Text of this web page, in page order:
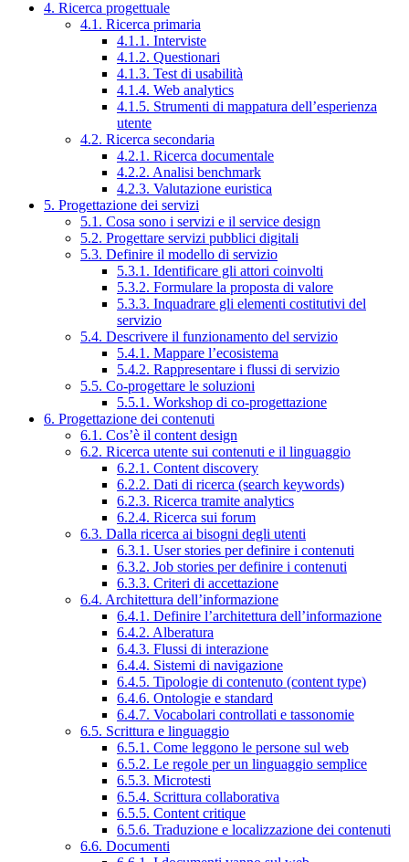
4. Ricerca progettuale
4.1. Ricerca primaria
4.1.1. Interviste
4.1.2. Questionari
4.1.3. Test di usabilità
4.1.4. Web analytics
4.1.5. Strumenti di mappatura dell’esperienza
utente
4.2. Ricerca secondaria
4.2.1. Ricerca documentale
4.2.2. Analisi benchmark
4.2.3. Valutazione euristica
5. Progettazione dei servizi
5.1. Cosa sono i servizi e il service design
5.2. Progettare servizi pubblici digitali
5.3. Definire il modello di servizio
5.3.1. Identificare gli attori coinvolti
5.3.2. Formulare la proposta di valore
5.3.3. Inquadrare gli elementi costitutivi del
servizio
5.4. Descrivere il funzionamento del servizio
5.4.1. Mappare l’ecosistema
5.4.2. Rappresentare i flussi di servizio
5.5. Co-progettare le soluzioni
5.5.1. Workshop di co-progettazione
6. Progettazione dei contenuti
6.1. Cos’è il content design
6.2. Ricerca utente sui contenuti e il linguaggio
6.2.1. Content discovery
6.2.2. Dati di ricerca (search keywords)
6.2.3. Ricerca tramite analytics
6.2.4. Ricerca sui forum
6.3. Dalla ricerca ai bisogni degli utenti
6.3.1. User stories per definire i contenuti
6.3.2. Job stories per definire i contenuti
6.3.3. Criteri di accettazione
6.4. Architettura dell’informazione
6.4.1. Definire l’architettura dell’informazione
6.4.2. Alberatura
6.4.3. Flussi di interazione
6.4.4. Sistemi di navigazione
6.4.5. Tipologie di contenuto (content type)
6.4.6. Ontologie e standard
6.4.7. Vocabolari controllati e tassonomie
6.5. Scrittura e linguaggio
6.5.1. Come leggono le persone sul web
6.5.2. Le regole per un linguaggio semplice
6.5.3. Microtesti
6.5.4. Scrittura collaborativa
6.5.5. Content critique
6.5.6. Traduzione e localizzazione dei contenuti
6.6. Documenti